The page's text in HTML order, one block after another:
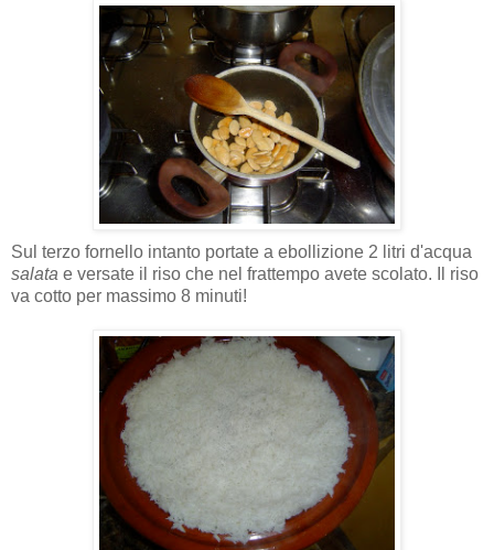
Sul terzo fornello intanto portate a ebollizione 2 litri d'acqua
salata e versate il riso che nel frattempo avete scolato. Il riso
va cotto per massimo 8 minuti!